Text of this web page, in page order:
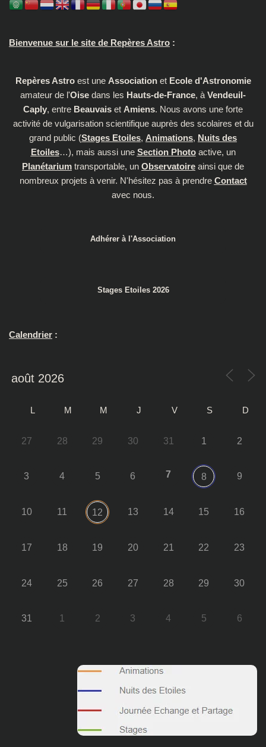
Bienvenue sur le site de Repères Astro :
Repères Astroest une Associationet Ecole d'Astronomie
amateur de l'Oise dans les Hauts-de-France, à Vendeuil-
Caply, entre Beauvais et Amiens. Nous avons une forte
activité de vulgarisation scientifique auprès des scolaires et du
grand public (Stages Etoiles, Animations, Nuits des
Etoiles…), mais aussi une Section Photoactive, un
Planétarium transportable, un Observatoire ainsi que de
nombreux projets à venir. N'hésitez pas à prendre Contact
avec nous.
Adhérer à l'Association
Stages Etoiles 2026
Calendrier :
L M M J V S D
27 28 29 30 31 1 2
3 4 5 6 7 8 9
10 11 12 13 14 15 16
17 18 19 20 21 22 23
24 25 26 27 28 29 30
31 1 2 3 4 5 6